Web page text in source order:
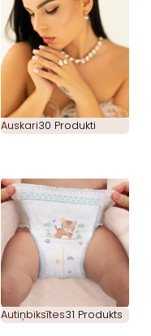
Auskari30 Produkti
Autiņbiksītes31 Produkts